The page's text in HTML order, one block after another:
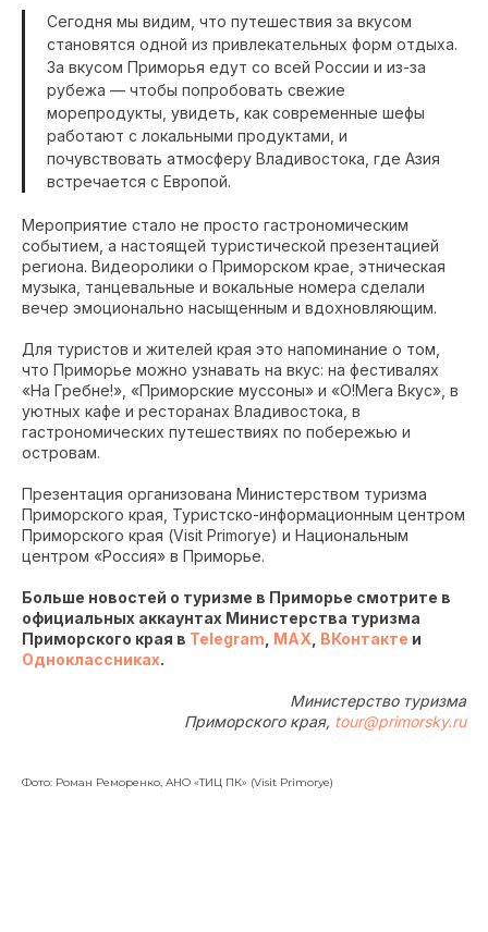
Сегодня мы видим, что путешествия за вкусом
становятся одной из привлекательных форм отдыха.
За вкусом Приморья едут со всей России и из-за
рубежа — чтобы попробовать свежие
морепродукты, увидеть, как современные шефы
работают с локальными продуктами, и
почувствовать атмосферу Владивостока, где Азия
встречается с Европой.
Мероприятие стало не просто гастрономическим
событием, а настоящей туристической презентацией
региона. Видеоролики о Приморском крае, этническая
музыка, танцевальные и вокальные номера сделали
вечер эмоционально насыщенным и вдохновляющим.
Для туристов и жителей края это напоминание о том,
что Приморье можно узнавать на вкус: на фестивалях
«На Гребне!», «Приморские муссоны» и «О!Мега Вкус», в
уютных кафе и ресторанах Владивостока, в
гастрономических путешествиях по побережью и
островам.
Презентация организована Министерством туризма
Приморского края, Туристско-информационным центром
Приморского края (Visit Primorye) и Национальным
центром «Россия» в Приморье.
Больше новостей о туризме в Приморье смотрите в
официальных аккаунтах Министерства туризма
Приморского края в Telegram MAX ВКонтакте и
Одноклассниках.
Министерство туризма
Приморского края, tour@primorsky.ru
Фото: Роман Реморенко, АНО «ТИЦ ПК» (Visit Primorye)